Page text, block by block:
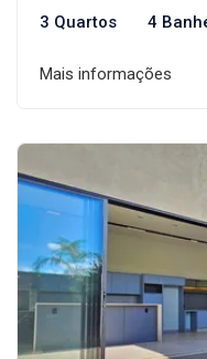
3 Quartos 4
Mais informações